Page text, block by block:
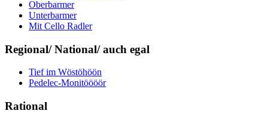
Oberbarmer
Unterbarmer
Mit Cello Radler
Regional/ National/ auch egal
Tief im Wöstöhöön
Pedelec-Monitöööör
Rational